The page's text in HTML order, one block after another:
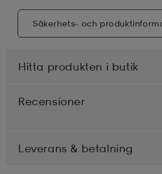
Säkerhets- och
Hitta produkten i butik
Recensioner
Leverans & betalning